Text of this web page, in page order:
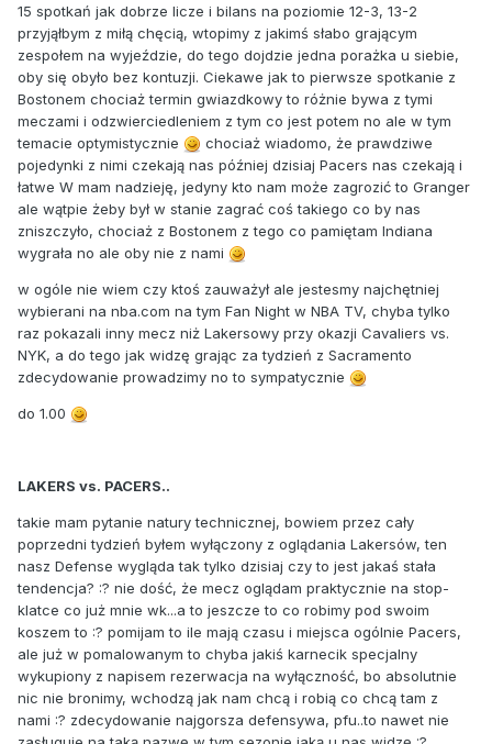
15 spotkań jak dobrze licze i bilans na poziomie 12-3, 13-2
przyjąłbym z miłą chęcią, wtopimy z jakimś słabo grającym
zespołem na wyjeździe, do tego dojdzie jedna porażka u siebie,
oby się obyło bez kontuzji. Ciekawe jak to pierwsze spotkanie z
Bostonem chociaż termin gwiazdkowy to różnie bywa z tymi
meczami i odzwierciedleniem z tym co jest potem no ale w tym
temacie optymistycznie
chociaż wiadomo, że prawdziwe
pojedynki z nimi czekają nas później dzisiaj Pacers nas czekają i
łatwe W mam nadzieję, jedyny kto nam może zagrozić to Granger
ale wątpie żeby był w stanie zagrać coś takiego co by nas
zniszczyło, chociaż z Bostonem z tego co pamiętam Indiana
wygrała no ale oby nie z nami
w ogóle nie wiem czy ktoś zauważył ale jestesmy najchętniej
wybierani na nba.com na tym Fan Night w NBA TV, chyba tylko
raz pokazali inny mecz niż Lakersowy przy okazji Cavaliers vs.
NYK, a do tego jak widzę grając za tydzień z Sacramento
zdecydowanie prowadzimy no to sympatycznie
do 1.00
LAKERS vs. PACERS..
takie mam pytanie natury technicznej, bowiem przez cały
poprzedni tydzień byłem wyłączony z oglądania Lakersów, ten
nasz Defense wygląda tak tylko dzisiaj czy to jest jakaś stała
tendencja? :? nie dość, że mecz oglądam praktycznie na stop-
klatce co już mnie wk...a to jeszcze to co robimy pod swoim
koszem to :? pomijam to ile mają czasu i miejsca ogólnie Pacers,
ale już w pomalowanym to chyba jakiś karnecik specjalny
wykupiony z napisem rezerwacja na wyłączność, bo absolutnie
nic nie bronimy, wchodzą jak nam chcą i robią co chcą tam z
nami :? zdecydowanie najgorsza defensywa, pfu..to nawet nie